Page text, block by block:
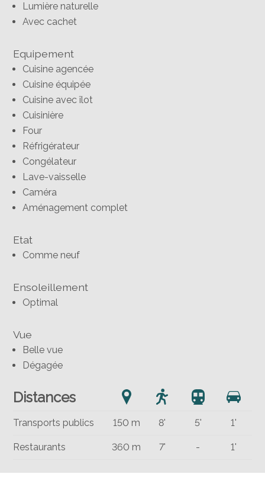
Lumière naturelle
Avec cachet
Equipement
Cuisine agencée
Cuisine équipée
Cuisine avec îlot
Cuisinière
Four
Réfrigérateur
Congélateur
Lave-vaisselle
Caméra
Aménagement complet
Etat
Comme neuf
Ensoleillement
Optimal
Vue
Belle vue
Dégagée
Distances
Transports publics 150 m 8' 5' 1'
Restaurants 360 m 7' - 1'